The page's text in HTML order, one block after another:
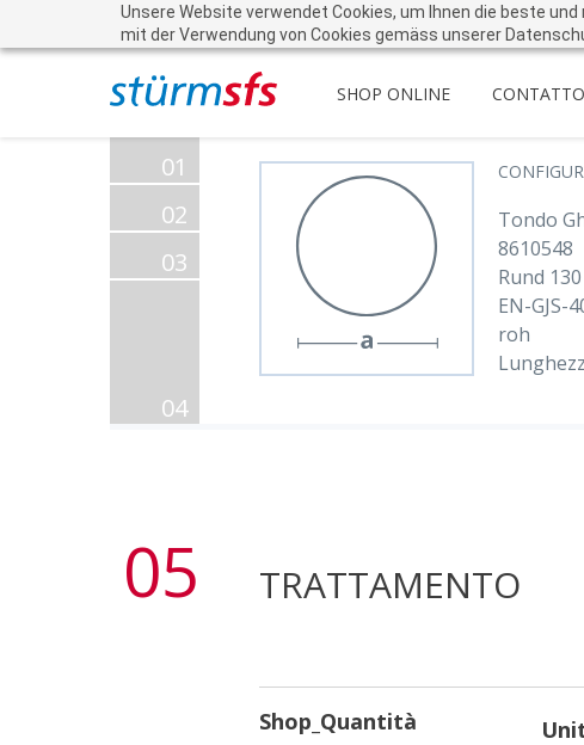
Unsere Website verwendet Cookies, um Ihnen die beste
mit der Verwendung von Cookies gemäss unserer
SHOP ONLINE CONTATTO
01
02
03
04
Tondo
8610548
Rund
EN-GJS-
roh
05 TRATTAMENTO
Shop_Quantità